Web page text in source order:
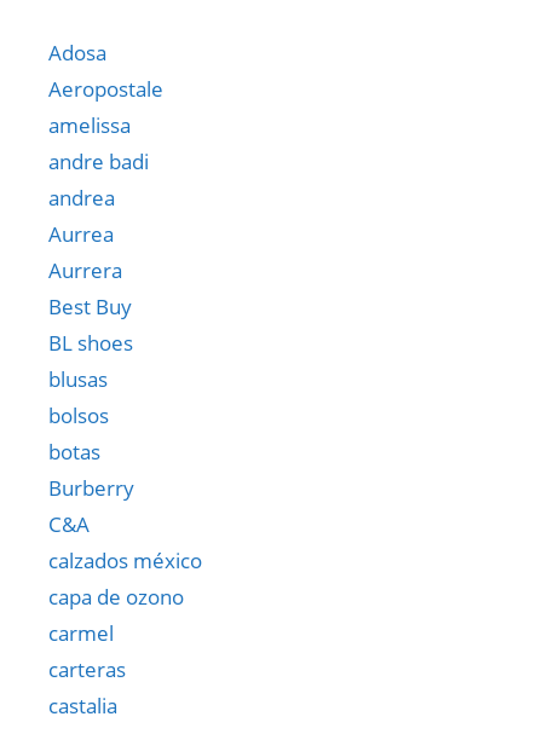
Adosa
Aeropostale
amelissa
andre badi
andrea
Aurrea
Aurrera
Best Buy
BL shoes
blusas
bolsos
botas
Burberry
C&A
calzados méxico
capa de ozono
carmel
carteras
castalia